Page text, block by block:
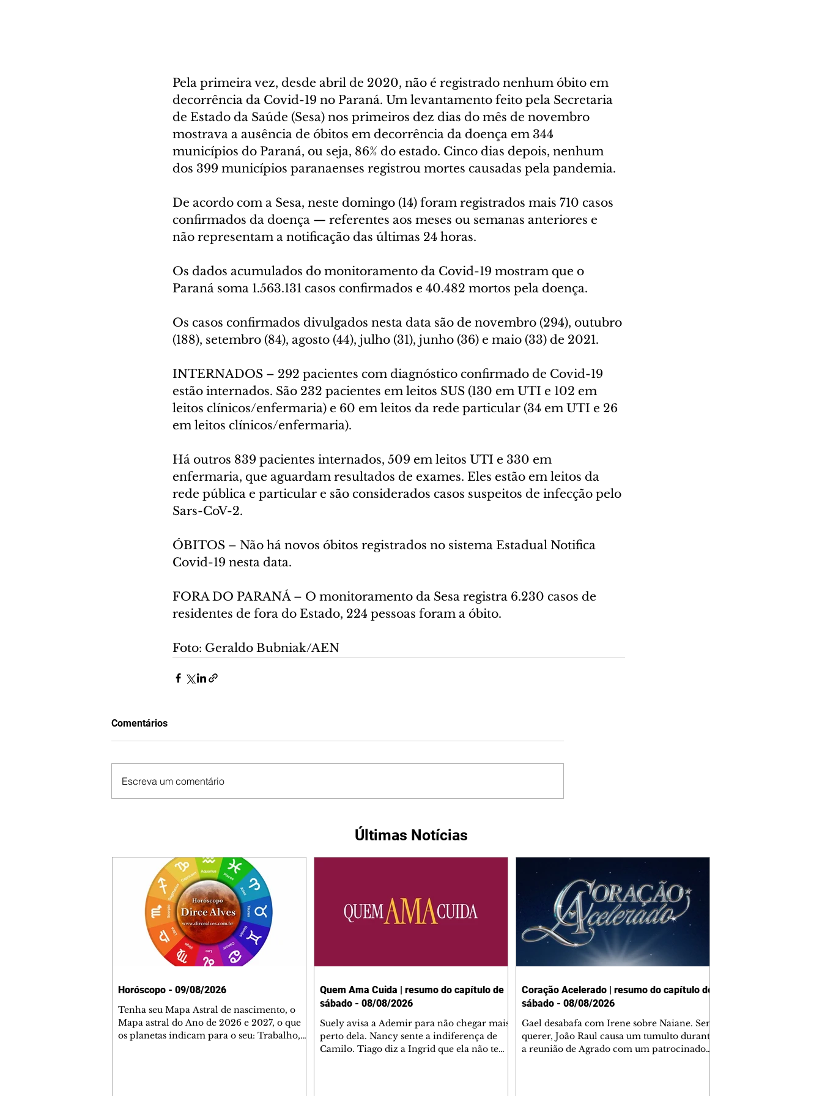
Pela primeira vez, desde abril de 2020, não é registrado nenhum óbito em
decorrência da Covid-19 no Paraná. Um levantamento feito pela Secretaria
de Estado da Saúde (Sesa) nos primeiros dez dias do mês de novembro
mostrava a ausência de óbitos em decorrência da doença em 344
municípios do Paraná, ou seja, 86% do estado. Cinco dias depois, nenhum
dos 399 municípios paranaenses registrou mortes causadas pela pandemia.
De acordo com a Sesa, neste domingo (14) foram registrados mais 710 casos
confirmados da doença — referentes aos meses ou semanas anteriores e
não representam a notificação das últimas 24 horas.
Os dados acumulados do monitoramento da Covid-19 mostram que o
Paraná soma 1.563.131 casos confirmados e 40.482 mortos pela doença.
Os casos confirmados divulgados nesta data são de novembro (294), outubro
(188), setembro (84), agosto (44), julho (31), junho (36) e maio (33) de 2021.
INTERNADOS – 292 pacientes com diagnóstico confirmado de Covid-19
estão internados. São 232 pacientes em leitos SUS (130 em UTI e 102 em
leitos clínicos/enfermaria) e 60 em leitos da rede particular (34 em UTI e 26
em leitos clínicos/enfermaria).
Há outros 839 pacientes internados, 509 em leitos UTI e 330 em
enfermaria, que aguardam resultados de exames. Eles estão em leitos da
rede pública e particular e são considerados casos suspeitos de infecção pelo
Sars-CoV-2.
ÓBITOS – Não há novos óbitos registrados no sistema Estadual Notifica
Covid-19 nesta data.
FORA DO PARANÁ – O monitoramento da Sesa registra 6.230 casos de
residentes de fora do Estado, 224 pessoas foram a óbito.
Foto: Geraldo Bubniak/AEN
Comentários
Escreva um comentário
Últimas Notícias
Horóscopo - 09/08/2026
Tenha seu Mapa Astral de nascimento, o
Mapa astral do Ano de 2026 e 2027, o que
os planetas indicam para o seu: Trabalho,
Quem Ama Cuida | resumo do capítulo de
sábado - 08/08/2026
Suely avisa a Ademir para não chegar mais
perto dela. Nancy sente a indiferença de
Camilo. Tiago diz a Ingrid que ela não tem
Coração Acelerado | resumo do capítulo de
sábado - 08/08/2026
Gael desabafa com Irene sobre Naiane. Sem
querer, João Raul causa um tumulto durante
a reunião de Agrado com um patrocinador.